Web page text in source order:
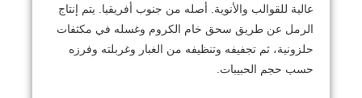
عالية للقوالب والأنوية. أصله من جنوب أفريقيا. يتم إنتاج
الرمل عن طريق سحق خام الكروم وغسله في مكثفات
حلزونية، ثم تجفيفه وتنظيفه من الغبار وغربلته وفرزه
حسب حجم الحبيبات.